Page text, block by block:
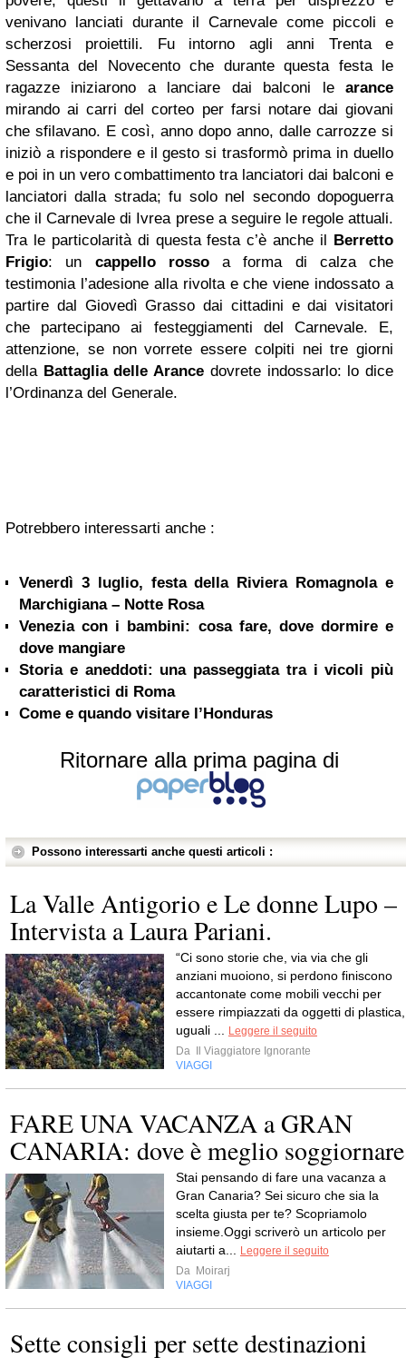
venivano lanciati durante il Carnevale come piccoli e
scherzosi proiettili. Fu intorno agli anni Trenta e
Sessanta del Novecento che durante questa festa le
ragazze iniziarono a lanciare dai balconi le arance
mirando ai carri del corteo per farsi notare dai giovani
che sfilavano. E così, anno dopo anno, dalle carrozze si
iniziò a rispondere e il gesto si trasformò prima in duello
e poi in un vero combattimento tra lanciatori dai balconi e
lanciatori dalla strada; fu solo nel secondo dopoguerra
che il Carnevale di Ivrea prese a seguire le regole attuali.
Tra le particolarità di questa festa c’è anche il Berretto
Frigio: un cappello rossoa forma di calza che
testimonia l’adesione alla rivolta e che viene indossato a
partire dal Giovedì Grasso dai cittadini e dai visitatori
che partecipano ai festeggiamenti del Carnevale. E,
attenzione, se non vorrete essere colpiti nei tre giorni
della Battaglia delle Arance dovrete indossarlo: lo dice
l’Ordinanza del Generale.
Potrebbero interessarti anche :
Venerdì 3 luglio, festa della Riviera Romagnola e
Marchigiana – Notte Rosa
Venezia con i bambini: cosa fare, dove dormire e
dove mangiare
Storia e aneddoti: una passeggiata tra i vicoli più
caratteristici di Roma
Come e quando visitare l’Honduras
Ritornare alla prima pagina di
Possono interessarti anche questi articoli :
La Valle Antigorio e Le donne Lupo –
Intervista a Laura Pariani.
“Ci sono storie che, via via che gli
anziani muoiono, si perdono finiscono
accantonate come mobili vecchi per
essere rimpiazzati da oggetti di plastica,
uguali ...
Leggere il seguito
Da
Il Viaggiatore Ignorante
VIAGGI
FARE UNA VACANZA a GRAN
CANARIA: dove è meglio soggiornare
Stai pensando di fare una vacanza a
Gran Canaria? Sei sicuro che sia la
scelta giusta per te? Scopriamolo
insieme.Oggi scriverò un articolo per
aiutarti a...
Leggere il seguito
Da Moirarj
VIAGGI
Sette consigli per sette destinazioni